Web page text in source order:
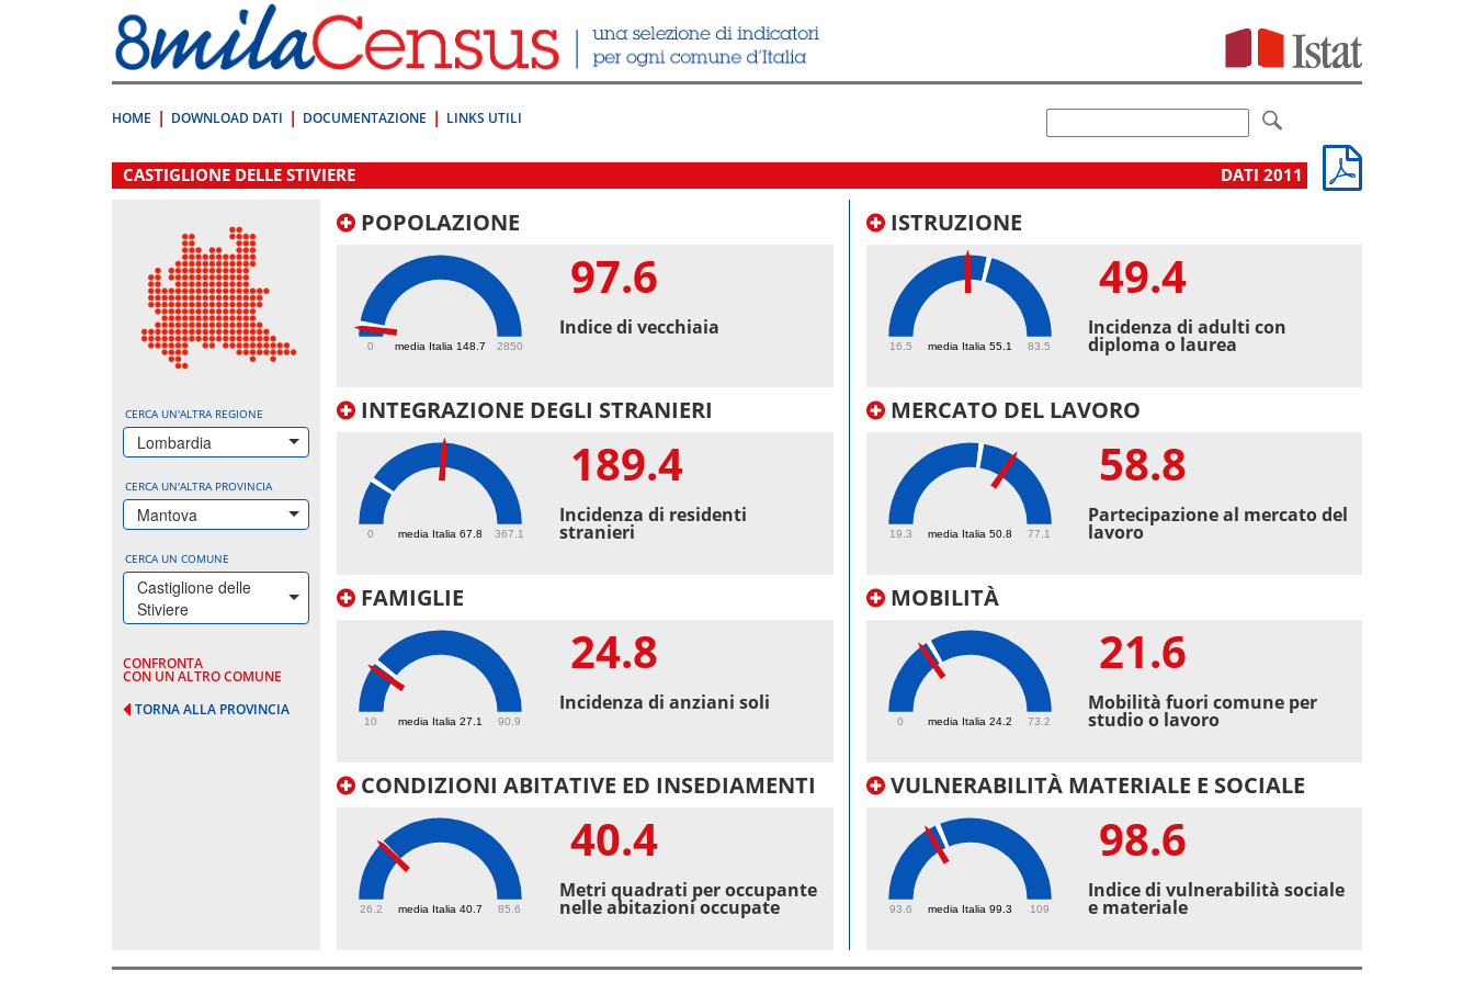
direttamente
a:
Contenuto
HOME DOWNLOAD DATI DOCUMENTAZIONE LINKS UTILI
.
CASTIGLIONE DELLE STIVIERE DATI 2011
CERCA UN'ALTRA REGIONE
Lombardia
CERCA UN'ALTRA PROVINCIA
Mantova
CERCA UN COMUNE
Castiglione delle
Stiviere
CONFRONTA
CON UN ALTRO COMUNE
TORNA ALLA PROVINCIA
POPOLAZIONE
media Italia 148.7
0 2850
97.6
Indice di vecchiaia
INTEGRAZIONE DEGLI STRANIERI
media Italia 67.8
0 367.1
189.4
Incidenza di residenti
stranieri
FAMIGLIE
media Italia 27.1
10 90.9
24.8
Incidenza di anziani soli
CONDIZIONI ABITATIVE ED INSEDIAMENTI
media Italia 40.7
26.2 85.6
40.4
Metri quadrati per occupante
nelle abitazioni occupate
ISTRUZIONE
media Italia 55.1
16.5 83.5
49.4
Incidenza di adulti con
diploma o laurea
MERCATO DEL LAVORO
media Italia 50.8
19.3 77.1
58.8
Partecipazione al mercato del
lavoro
MOBILITÀ
media Italia 24.2
0 73.2
21.6
Mobilità fuori comune per
studio o lavoro
VULNERABILITÀ MATERIALE E SOCIALE
media Italia 99.3
93.6 109
98.6
Indice di vulnerabilità sociale
e materiale